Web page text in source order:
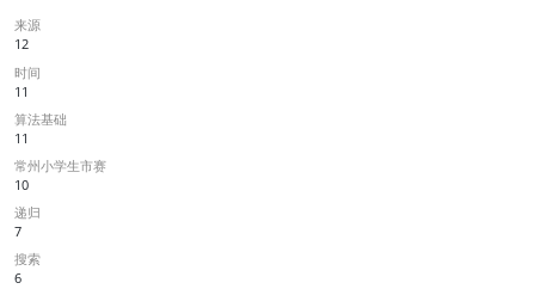
来源
12
时间
11
算法基础
11
常州小学生市赛
10
递归
7
搜索
6